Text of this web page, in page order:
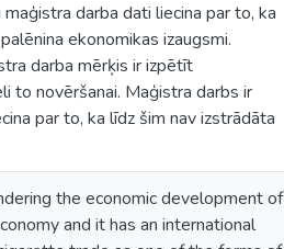
darba dati liecina par to, ka
ekonomikas izaugsmi.
darba mērķis ir izpētīt
to novēršanai. Maģistra darbs ir
par to, ka līdz šim nav izstrādāta
the economic development of
and it has an international